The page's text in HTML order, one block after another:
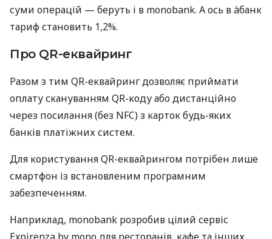
суми операцій — беруть і в monobank. А ось в àбанк
тариф становить 1,2%.
Про QR-еквайринг
Разом з тим QR-еквайринг дозволяє приймати
оплату скануванням QR-коду або дистанційно
через посилання (без NFC) з карток будь-яких
банків платіжних систем.
Для користування QR-еквайрингом потрібен лише
смартфон із встановленим програмним
забезпеченням.
Наприклад, monobank розробив цілий сервіс